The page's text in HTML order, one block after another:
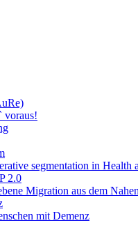
voraus!
segmentation in Health
2.0
Migration aus dem
mit Demenz